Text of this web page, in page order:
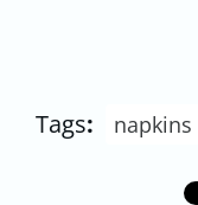
Tags: napkins